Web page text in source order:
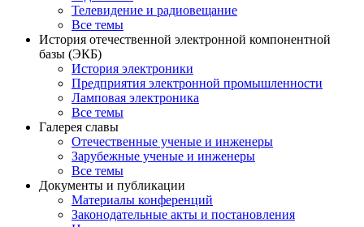
Телевидение и радиовещание
Все темы
История отечественной электронной компонентной
базы (ЭКБ)
История электроники
Предприятия электронной промышленности
Ламповая электроника
Все темы
Галерея славы
Отечественные ученые и инженеры
Зарубежные ученые и инженеры
Все темы
Документы и публикации
Материалы конференций
Законодательные акты и постановления